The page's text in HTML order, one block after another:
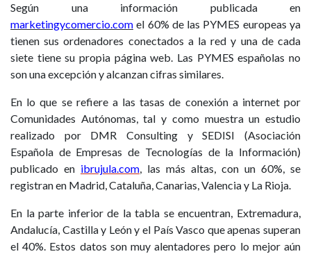
Según una información publicada en
marketingycomercio.com el 60% de las PYMES europeas ya
tienen sus ordenadores conectados a la red y una de cada
siete tiene su propia página web. Las PYMES españolas no
son una excepción y alcanzan cifras similares.
En lo que se refiere a las tasas de conexión a internet por
Comunidades Autónomas, tal y como muestra un estudio
realizado por DMR Consulting y SEDISI (Asociación
Española de Empresas de Tecnologías de la Información)
publicado en ibrujula.com, las más altas, con un 60%, se
registran en Madrid, Cataluña, Canarias, Valencia y La Rioja.
En la parte inferior de la tabla se encuentran, Extremadura,
Andalucía, Castilla y León y el País Vasco que apenas superan
el 40%. Estos datos son muy alentadores pero lo mejor aún